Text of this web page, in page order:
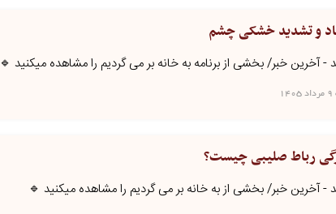
و تشدید خشکی چشم
- آخرین خبر/ بخشی از برنامه به خانه بر می گردیم را مشاهده میکنید 🔹
رباط صلیبی چیست؟
- آخرین خبر/ بخشی از به خانه بر می گردیم را مشاهده میکنید 🔹